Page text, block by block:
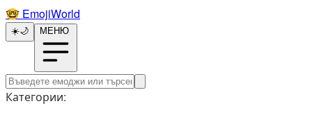
🤓️ EmojiWorld
☀️🌙 МЕНЮ
Категории: